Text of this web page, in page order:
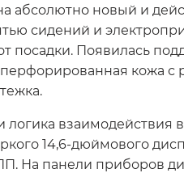
абсолютно новый и
сидений и
посадки. Появилась
перфорированная кожа
логика
14,6-дюймового
На панели приборов